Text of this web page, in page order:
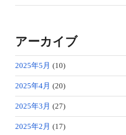
アーカイブ
2025年5月 (10)
2025年4月 (20)
2025年3月 (27)
2025年2月 (17)